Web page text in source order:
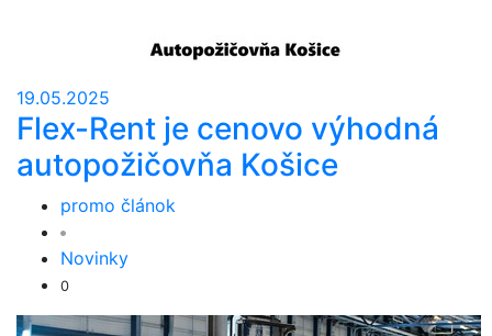
19.05.2025
Flex-Rent je cenovo výhodná
autopožičovňa Košice
promo článok
Novinky
0